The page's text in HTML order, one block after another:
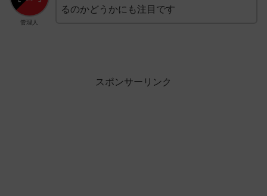
管理人
るのかどうかにも注目です
スポンサーリンク